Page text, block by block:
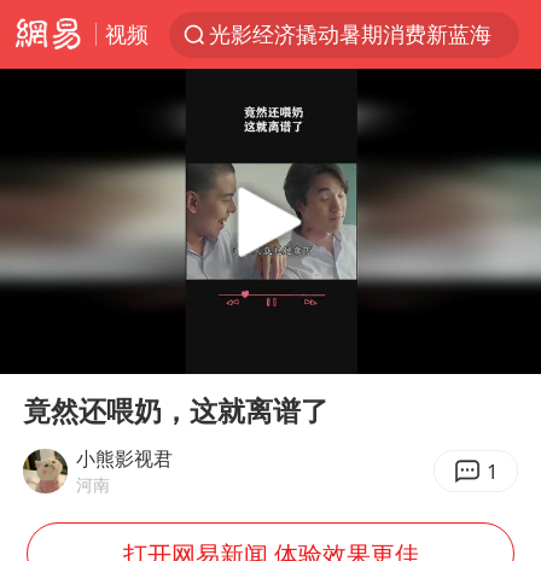
视频
光影经济撬动暑期消费新蓝海
《欢迎来龙餐馆》口碑
西湖突现狂风暴雨 游客瞬间被浇透
香港正式允许“拒绝抢救”
情侣在平潭拍日出时坠崖致一死一伤
白海豚将正面袭击贯穿浙江
直击东北超：哈尔滨vs通辽
Play
竟然还喂奶，这就离谱了
小熊影视君
河南 1
打开网易新闻 体验效果更佳